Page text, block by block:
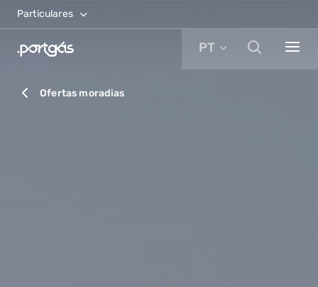
Particulares
PT
Ofertas moradias